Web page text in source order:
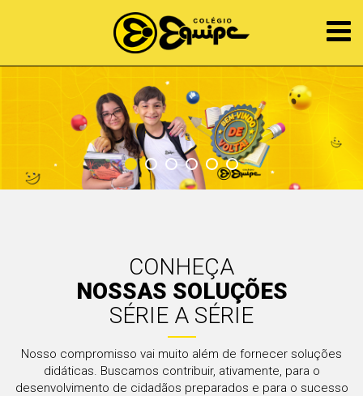
CONHEÇA
NOSSAS SOLUÇÕES
SÉRIE A SÉRIE
Nosso compromisso vai muito além de fornecer soluções
didáticas. Buscamos contribuir, ativamente, para o
desenvolvimento de cidadãos preparados e para o sucesso